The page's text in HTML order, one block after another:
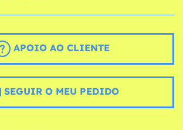
APOIO AO CLIENTE
SEGUIR O MEU PEDIDO